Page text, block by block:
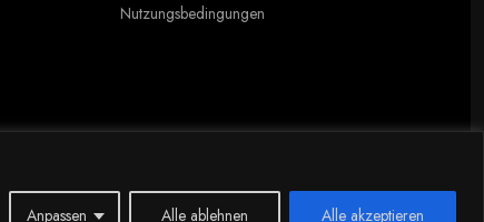
Anpassen Alle ablehnen Alle akzeptieren
Nutzungsbedingungen